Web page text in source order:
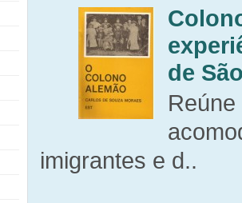
de
imigrantes e d..